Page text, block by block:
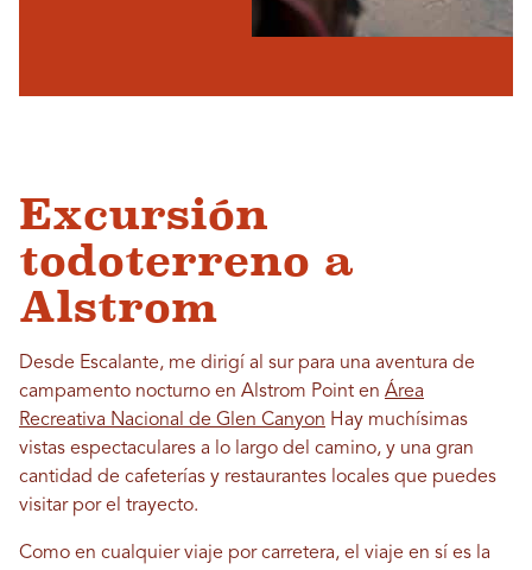
Excursión
todoterreno a
Alstrom
Desde Escalante, me dirigí al sur para una aventura de
campamento nocturno en Alstrom Point en Área
Recreativa Nacional de Glen Canyon Hay muchísimas
vistas espectaculares a lo largo del camino, y una gran
cantidad de cafeterías y restaurantes locales que puedes
visitar por el trayecto.
Como en cualquier viaje por carretera, el viaje en sí es la